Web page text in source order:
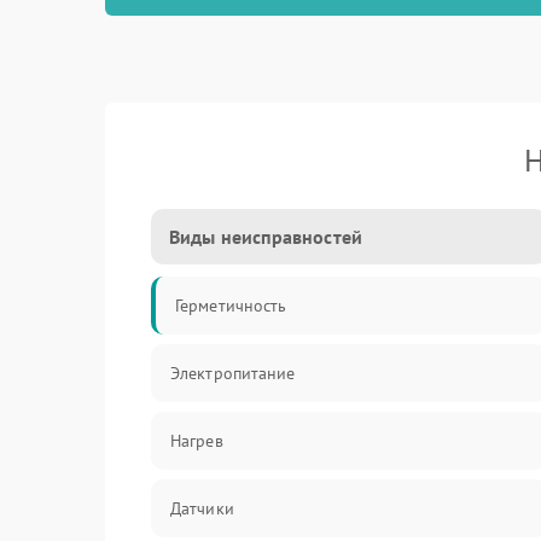
Виды неисправностей
Герметичность
Электропитание
Нагрев
Датчики